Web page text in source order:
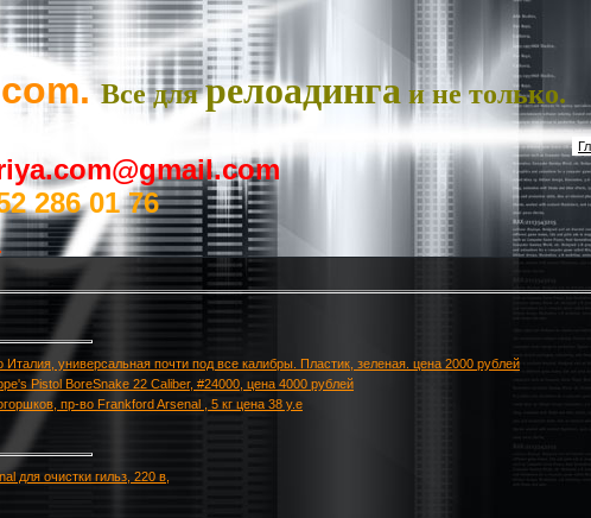
Все длярелоадинга и не только.
286 01 76
Италия, универсальная почти под все калибры. Пластик, зеленая. цена 2000 рублей
Pistol BoreSnake 22 Caliber, #24000, цена 4000 рублей
пр-во Frankford Arsenal , 5 кг цена 38 у.е
для очистки гильз, 220 в,